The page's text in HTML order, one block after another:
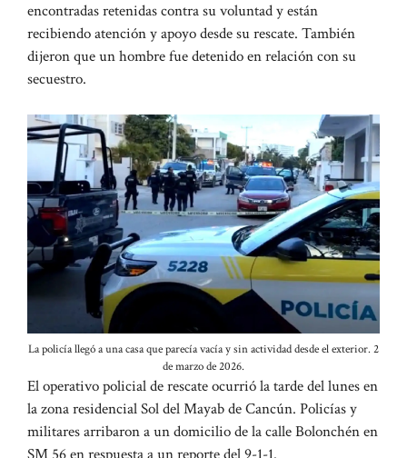
encontradas retenidas contra su voluntad y están
recibiendo atención y apoyo desde su rescate. También
dijeron que un hombre fue detenido en relación con su
secuestro.
La policía llegó a una casa que parecía vacía y sin actividad desde el exterior. 2
de marzo de 2026.
El operativo policial de rescate ocurrió la tarde del lunes en
la zona residencial Sol del Mayab de Cancún. Policías y
militares arribaron a un domicilio de la calle Bolonchén en